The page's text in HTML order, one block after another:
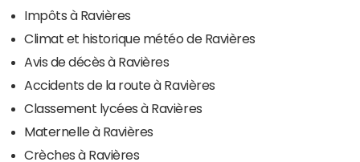
Impôts à Ravières
Climat et historique météo de Ravières
Avis de décès à Ravières
Accidents de la route à Ravières
Classement lycées à Ravières
Maternelle à Ravières
Crèches à Ravières